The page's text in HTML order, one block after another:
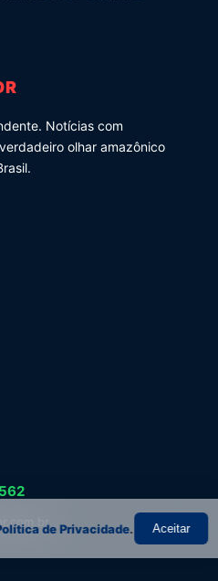
Notícias com
olhar amazônico
de Privacidade. Aceitar